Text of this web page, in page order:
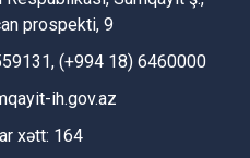
prospekti, 9
(+994 18) 6460000
ih.gov.az
xətt: 164